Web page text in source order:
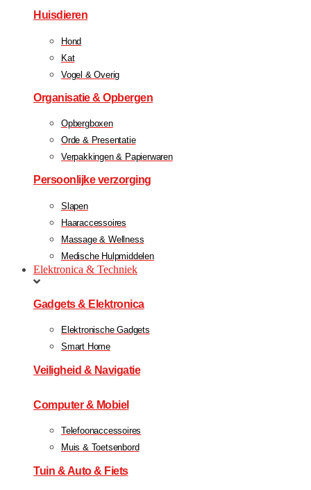
Huisdieren
Hond
Kat
Vogel & Overig
Organisatie & Opbergen
Opbergboxen
Orde & Presentatie
Verpakkingen & Papierwaren
Persoonlijke verzorging
Slapen
Haaraccessoires
Massage & Wellness
Medische Hulpmiddelen
Elektronica & Techniek
Gadgets & Elektronica
Elektronische Gadgets
Smart Home
Veiligheid & Navigatie
Computer & Mobiel
Telefoonaccessoires
Muis & Toetsenbord
Tuin & Auto & Fiets